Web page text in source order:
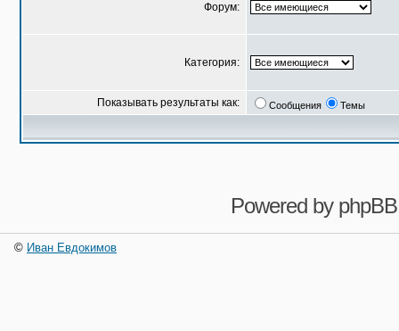
Форум:
Категория:
Показывать результаты как: Сообщения Темы
Powered by phpBB
© Иван Евдокимов